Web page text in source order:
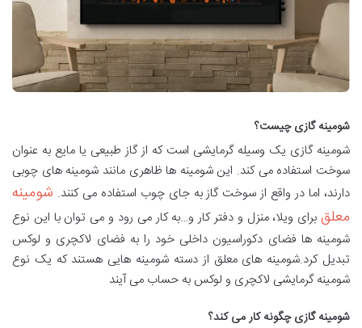
شومینه گازی چیست؟
شومینه گازی یک وسیله گرمایشی است که از گاز طبیعی یا مایع به عنوان
سوخت استفاده می کند. این شومینه ها ظاهری مانند شومینه های چوبی
دارند، اما در واقع از سوخت گاز به جای چوب استفاده می کنند. شومینه
معلق برای ویلا، منزل و دفتر کار و…به کار می رود و می توان با این نوع
شومینه ها فضای دکوراسیون داخلی خود را به فضای لاکچری و لوکس
تبدیل کرد.شومینه های معلق از دسته شومینه هایی هستند که یک نوع
شومینه گرمایشی لاکچری و لوکس به حساب می آیند
شومینه گازی چگونه کار می کند؟